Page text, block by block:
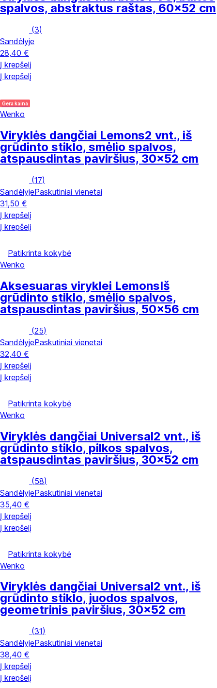
spalvos, abstraktus raštas, 60x52 cm
(3)
Sandėlyje
28,40 €
Į krepšelį
Į krepšelį
Gera kaina
Wenko
Viryklės dangčiai Lemons2 vnt., iš
grūdinto stiklo, smėlio spalvos,
atspausdintas paviršius, 30x52 cm
(17)
SandėlyjePaskutiniai vienetai
31,50 €
Į krepšelį
Į krepšelį
Patikrinta kokybė
Wenko
Aksesuaras viryklei LemonsIš
grūdinto stiklo, smėlio spalvos,
atspausdintas paviršius, 50x56 cm
(25)
SandėlyjePaskutiniai vienetai
32,40 €
Į krepšelį
Į krepšelį
Patikrinta kokybė
Wenko
Viryklės dangčiai Universal2 vnt., iš
grūdinto stiklo, pilkos spalvos,
atspausdintas paviršius, 30x52 cm
(58)
SandėlyjePaskutiniai vienetai
35,40 €
Į krepšelį
Į krepšelį
Patikrinta kokybė
Wenko
Viryklės dangčiai Universal2 vnt., iš
grūdinto stiklo, juodos spalvos,
geometrinis paviršius, 30x52 cm
(31)
SandėlyjePaskutiniai vienetai
38,40 €
Į krepšelį
Į krepšelį